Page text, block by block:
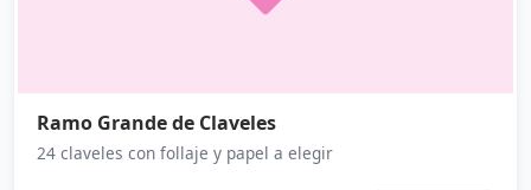
Ramo Grande de Claveles
24 claveles con follaje y papel a elegir